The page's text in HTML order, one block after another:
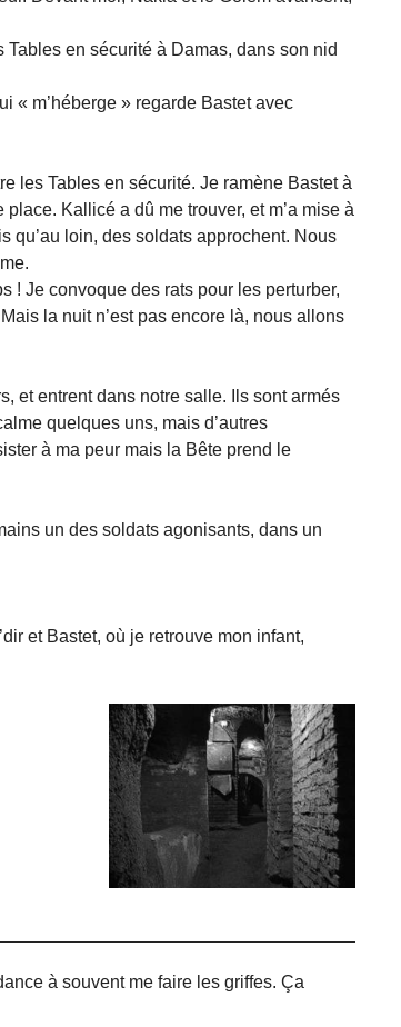
en sécurité à Damas, dans son nid
« m’héberge » regarde Bastet avec
les Tables en sécurité. Je ramène Bastet à
Kallicé a dû me trouver, et m’a mise à
qu’au loin, des soldats approchent. Nous
! Je convoque des rats pour les perturber,
la nuit n’est pas encore là, nous allons
et entrent dans notre salle. Ils sont armés
quelques uns, mais d’autres
à ma peur mais la Bête prend le
un des soldats agonisants, dans un
et Bastet, où je retrouve mon infant,
à souvent me faire les griffes. Ça